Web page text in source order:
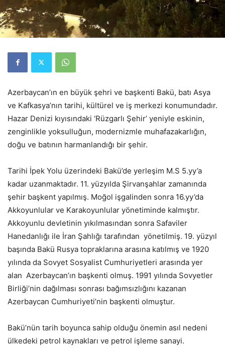
Azerbaycan’ın en büyük şehri ve başkenti Bakü, batı Asya
ve Kafkasya’nın tarihi, kültürel ve iş merkezi konumundadır.
Hazar Denizi kıyısındaki ‘Rüzgarlı Şehir’ yeniyle eskinin,
zenginlikle yoksulluğun, modernizmle muhafazakarlığın,
doğu ve batının harmanlandığı bir şehir.
Tarihi İpek Yolu üzerindeki Bakü’de yerleşim M.S 5.yy’a
kadar uzanmaktadır. 11. yüzyılda Şirvanşahlar zamanında
şehir başkent yapılmış. Moğol işgalinden sonra 16.yy’da
Akkoyunlular ve Karakoyunlular yönetiminde kalmıştır.
Akkoyunlu devletinin yıkılmasından sonra Safaviler
Hanedanlığı ile İran Şahlığı tarafından yönetilmiş. 19. yüzyıl
başında Bakü Rusya topraklarına arasına katılmış ve 1920
yılında da Sovyet Sosyalist Cumhuriyetleri arasında yer
alan Azerbaycan’ın başkenti olmuş. 1991 yılında Sovyetler
Birliği’nin dağılması sonrası bağımsızlığını kazanan
Azerbaycan Cumhuriyeti’nin başkenti olmuştur.
Bakü’nün tarih boyunca sahip olduğu önemin asıl nedeni
ülkedeki petrol kaynakları ve petrol işleme sanayi.